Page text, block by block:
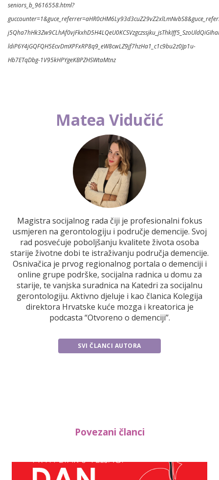
seniors_b_9616558.html?
ldiP6Y4jGQFQH5EcvDmXPFxRP8q9_eW8cwLZ9jf7hzHa1_c1c9bu2z0Jp1u-
Hb7ETqDbg-1V95kHPYgeKBPZHSWtaMtnz
Matea Vidučić
Magistra socijalnog rada čiji je profesionalni fokus
usmjeren na gerontologiju i područje demencije. Svoj
rad posvećuje poboljšanju kvalitete života osoba
starije životne dobi te istraživanju područja demencije.
Osnivačica je prvog regionalnog portala o demenciji i
online grupe podrške, socijalna radnica u domu za
starije, te vanjska suradnica na Katedri za socijalnu
gerontologiju. Aktivno djeluje i kao članica Kolegija
direktora Hrvatske kuće mozga i kreatorica je
podcasta “Otvoreno o demenciji”.
SVI ČLANCI AUTORA
Povezani članci